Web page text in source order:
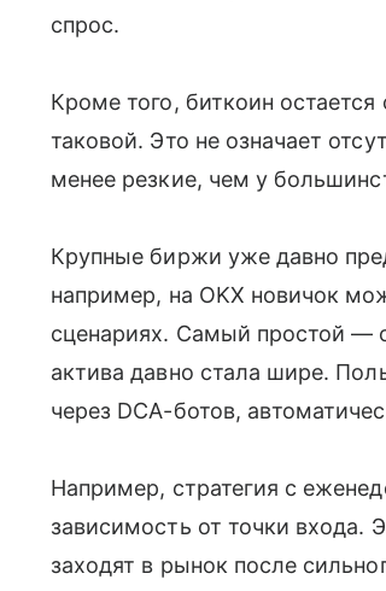
спрос.
Кроме того, биткоин
таковой. Это не означает
менее резкие, чем у
Крупные биржи уже давно
например, на OKX новичок
сценариях. Самый простой —
актива давно стала шире.
через DCA-ботов,
Например, стратегия с
зависимость от точки входа.
заходят в рынок после